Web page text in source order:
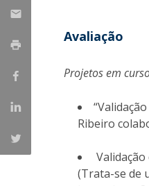
Avaliação
Projetos em
Ribeiro
Validação
(Trata-se de